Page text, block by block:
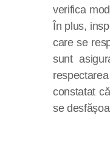
verifica
În plus,
care se
sunt
constatat
se